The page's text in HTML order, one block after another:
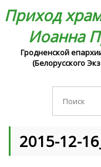
Приход
Иоанна
Гродненской
(Белорусского
2015-12-